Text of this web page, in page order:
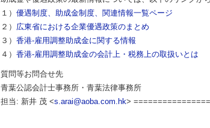
１） 優遇制度、助成金制度、関連情報一覧ページ
２） 広東省における企業優遇政策のまとめ
３） 香港-雇用調整助成金に関する情報
４） 香港-雇用調整助成金の会計上・税務上の取扱いとは
質問等お問合せ先
青葉公認会計士事務所・青葉法律事務所
担当: 新井 茂 <s.arai@aoba.com.hk>